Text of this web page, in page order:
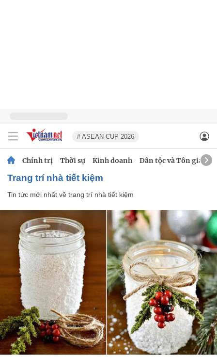
# ASEAN CUP 2026
Chính trị Thời sự Kinh doanh Dân tộc và Tôn giáo
trang trí nhà tiết kiệm
Tin tức mới nhất về trang trí nhà tiết kiệm